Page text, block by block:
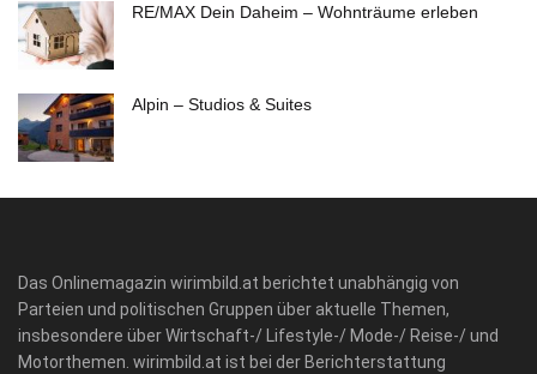
RE/MAX Dein Daheim – Wohnträume erleben
Alpin – Studios & Suites
Das Onlinemagazin wirimbild.at berichtet unabhängig von
Parteien und politischen Gruppen über aktuelle Themen,
insbesondere über Wirtschaft-/ Lifestyle-/ Mode-/ Reise-/ und
Motorthemen. wirimbild.at ist bei der Berichterstattung